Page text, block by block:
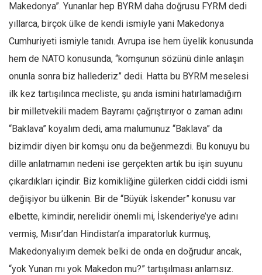
Türkiye
Siyaset
Dünya
Asya
Afrika
İslam Dünyası
Amerika
Avustralya
Tarih
Düşünce
Dosyalar
Makedonya”. Yunanlar hep BYRM daha doğrusu FYRM dedi
yıllarca, birçok ülke de kendi ismiyle yani Makedonya
Cumhuriyeti ismiyle tanıdı. Avrupa ise hem üyelik konusunda
hem de NATO konusunda, “komşunun sözünü dinle anlaşın
onunla sonra biz hallederiz” dedi. Hatta bu BYRM meselesi
ilk kez tartışılınca mecliste, şu anda ismini hatırlamadığım
bir milletvekili madem Bayramı çağrıştırıyor o zaman adını
“Baklava” koyalım dedi, ama malumunuz “Baklava” da
bizimdir diyen bir komşu onu da beğenmezdi. Bu konuyu bu
dille anlatmamın nedeni ise gerçekten artık bu işin suyunu
çıkardıkları içindir. Biz komikliğine gülerken ciddi ciddi ismi
değişiyor bu ülkenin. Bir de “Büyük İskender” konusu var
elbette, kimindir, nerelidir önemli mi, İskenderiye’ye adını
vermiş, Mısır’dan Hindistan’a imparatorluk kurmuş,
Makedonyalıyım demek belki de onda en doğrudur ancak,
“yok Yunan mı yok Makedon mu?” tartışılması anlamsız.